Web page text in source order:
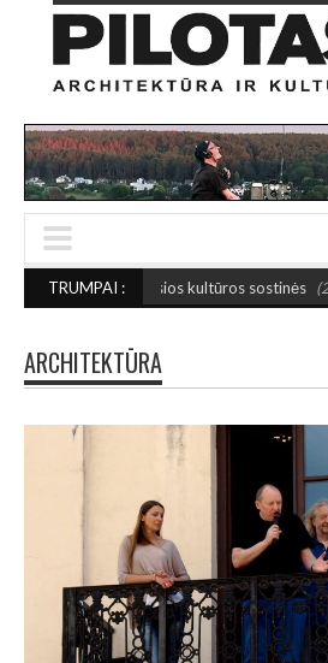
TRUMPAI :
kultūros sostinės (2026 rugpjūčio 7)
ARCHITEKTŪRA